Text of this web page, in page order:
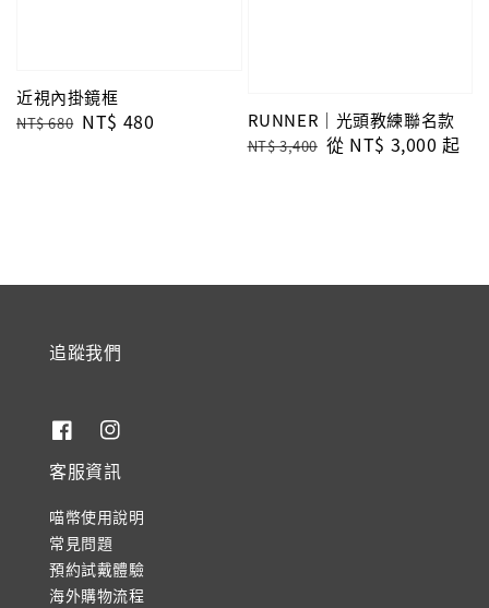
近視內掛鏡框
Regular
NT$ 680 Sale
NT$ 480 RUNNER｜光頭教練聯名款
Regular
NT$ 3,400 Sale
從 NT$ 3,000 起
追蹤我們
客服資訊
喵幣使用說明
常見問題
預約試戴體驗
海外購物流程